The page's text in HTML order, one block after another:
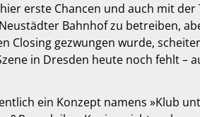
erste Chancen und auch mit
Bahnhof zu betreiben,
Closing gezwungen wurde,
in Dresden heute noch fehlt
ein Konzept namens »Klub